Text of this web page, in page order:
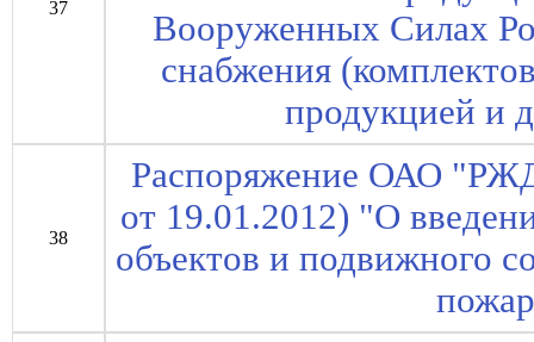
37
Вооруженных Силах
снабжения
продукцией и
38
Распоряжение ОАО
от 19.01.2012) "О
объектов и подвижного